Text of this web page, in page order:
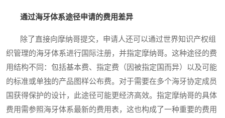
通过海牙体系途径申请的费用差异
除了直接向摩纳哥提交，申请人还可以通过世界知识产权组
织管理的海牙体系进行国际注册，并指定摩纳哥。这种途径的费
用结构不同：包括基本费、指定费（因被指定国而异）以及可能
的标准或单独的产品图样公布费。对于需要在多个海牙协定成员
国获得保护的设计，此途径可能更经济高效。指定摩纳哥的具体
费用需参照海牙体系最新的费用表，这也构成了一种重要的费用